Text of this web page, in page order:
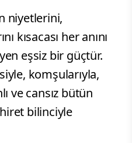
niyetlerini,
kısacası her anını
eşsiz bir güçtür.
komşularıyla,
ve cansız bütün
bilinciyle